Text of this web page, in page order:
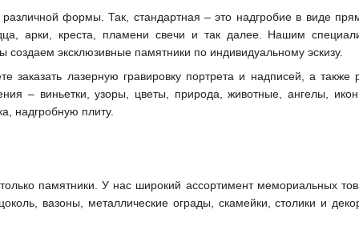
формы. Так, стандартная – это надгробие в виде
арки, креста, пламени свечи и так далее. Нашим
эксклюзивные памятники по индивидуальному эскизу.
лазерную гравировку портрета и надписей, а также
– виньетки, узоры, цветы, природа, животные, ангелы,
надгробную плиту.
памятники. У нас широкий ассортимент мемориальных
вазоны, металлические ограды, скамейки, столики и